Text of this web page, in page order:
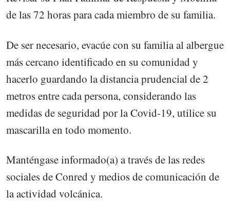
de las 72 horas para cada miembro de su familia.
De ser necesario, evacúe con su familia al albergue
más cercano identificado en su comunidad y
hacerlo guardando la distancia prudencial de 2
metros entre cada persona, considerando las
medidas de seguridad por la Covid-19, utilice su
mascarilla en todo momento.
Manténgase informado(a) a través de las redes
sociales de Conred y medios de comunicación de
la actividad volcánica.